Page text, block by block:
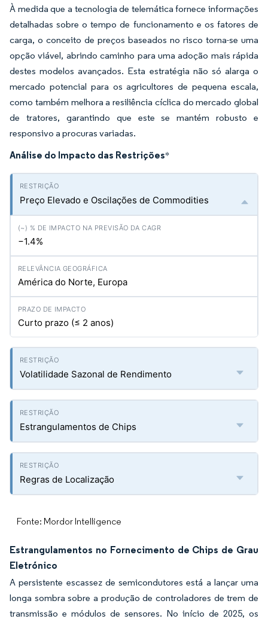
À medida que a tecnologia de telemática fornece informações
detalhadas sobre o tempo de funcionamento e os fatores de
carga, o conceito de preços baseados no risco torna-se uma
opção viável, abrindo caminho para uma adoção mais rápida
destes modelos avançados. Esta estratégia não só alarga o
mercado potencial para os agricultores de pequena escala,
como também melhora a resiliência cíclica do mercado global
de tratores, garantindo que este se mantém robusto e
responsivo a procuras variadas.
Análise do Impacto das Restrições*
Preço Elevado e Oscilações de Commodities
−1.4%
América do Norte, Europa
Curto prazo (≤ 2 anos)
Volatilidade Sazonal de Rendimento
Estrangulamentos de Chips
Regras de Localização
Fonte: Mordor Intelligence
Estrangulamentos no Fornecimento de Chips de Grau
Eletrónico
A persistente escassez de semicondutores está a lançar uma
longa sombra sobre a produção de controladores de trem de
transmissão e módulos de sensores. No início de 2025, os